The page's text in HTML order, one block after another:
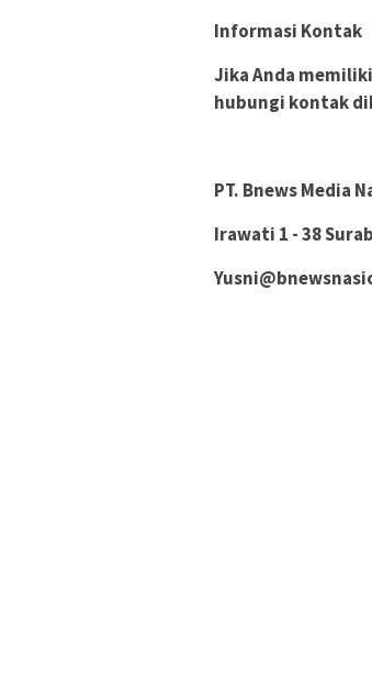
Informasi Kontak
Jika Anda
hubungi kontak
PT. Bnews Media
Irawati 1 - 38